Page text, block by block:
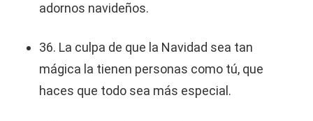
adornos navideños.
36. La culpa de que la Navidad sea tan
mágica la tienen personas como tú, que
haces que todo sea más especial.